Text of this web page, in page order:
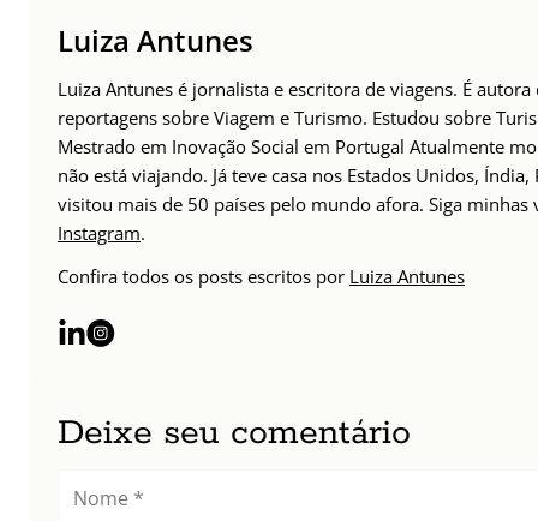
Luiza Antunes
Luiza Antunes é jornalista e escritora de viagens. É
reportagens sobre Viagem e Turismo. Estudou sobre
Mestrado em Inovação Social em Portugal Atualmente
não está viajando. Já teve casa nos Estados Unidos,
visitou mais de 50 países pelo mundo afora. Siga minhas
Instagram.
Confira todos os posts escritos por Luiza Antunes
Deixe seu comentário